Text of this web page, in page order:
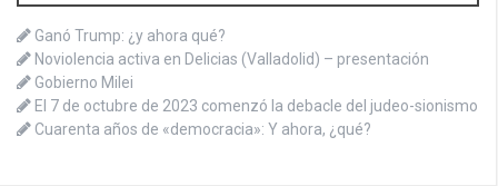
Ganó Trump: ¿y ahora qué?
Noviolencia activa en Delicias (Valladolid) – presentación
Gobierno Milei
El 7 de octubre de 2023 comenzó la debacle del judeo-sionismo
Cuarenta años de «democracia»: Y ahora, ¿qué?